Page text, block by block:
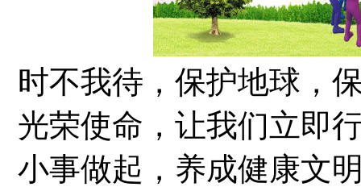
时不我待，保护地球，
光荣使命，让我们立即
小事做起，养成健康文